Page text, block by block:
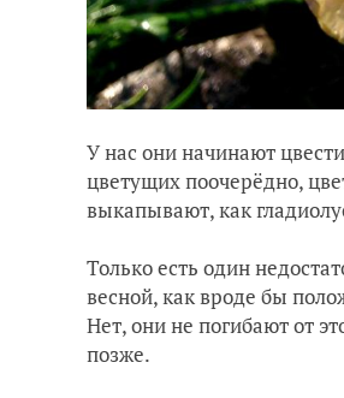
У нас они начинают
цветущих поочерёдно,
выкапывают, как
Только есть один
весной, как вроде бы
Нет, они не погибают от
позже.